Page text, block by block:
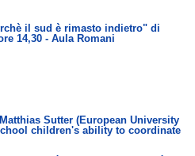
il sud è rimasto indietro" di
14,30 - Aula Romani
Sutter (European University
children's ability to coordinate